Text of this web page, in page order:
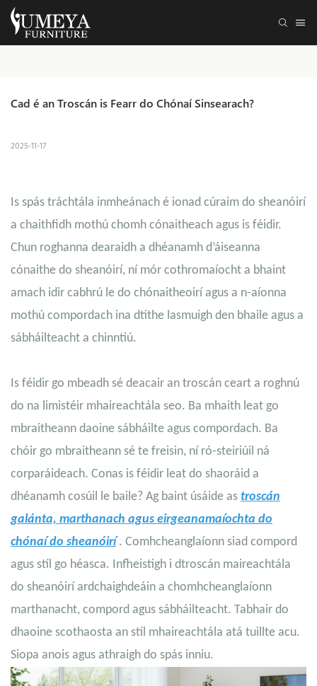
Cad é an Troscán is Fearr do Chónaí Sinsearach?
2025-11-17
Is spás tráchtála inmheánach é ionad cúraim do sheanóirí
a chaithfidh mothú chomh cónaitheach agus is féidir.
Chun roghanna dearaidh a dhéanamh d’áiseanna
cónaithe do sheanóirí, ní mór cothromaíocht a bhaint
amach idir cabhrú le do chónaitheoirí agus a n-aíonna
mothú compordach ina dtithe lasmuigh den bhaile agus a
sábháilteacht a chinntiú.
Is féidir go mbeadh sé deacair an troscán ceart a roghnú
do na limistéir mhaireachtála seo. Ba mhaith leat go
mbraitheann daoine sábháilte agus compordach. Ba
chóir go mbraitheann sé te freisin, ní ró-steiriúil ná
corparáideach. Conas is féidir leat do shaoráid a
dhéanamh cosúil le baile? Ag baint úsáide as troscán
galánta, marthanach agus eirgeanamaíochta do
chónaí do sheanóirí. Comhcheanglaíonn siad compord
agus stíl go héasca. Infheistigh i dtroscán maireachtála
do sheanóirí ardchaighdeáin a chomhcheanglaíonn
marthanacht, compord agus sábháilteacht. Tabhair do
dhaoine scothaosta an stíl mhaireachtála atá tuillte acu.
Siopa anois agus athraigh do spás inniu.